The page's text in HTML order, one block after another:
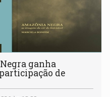
ganha
de